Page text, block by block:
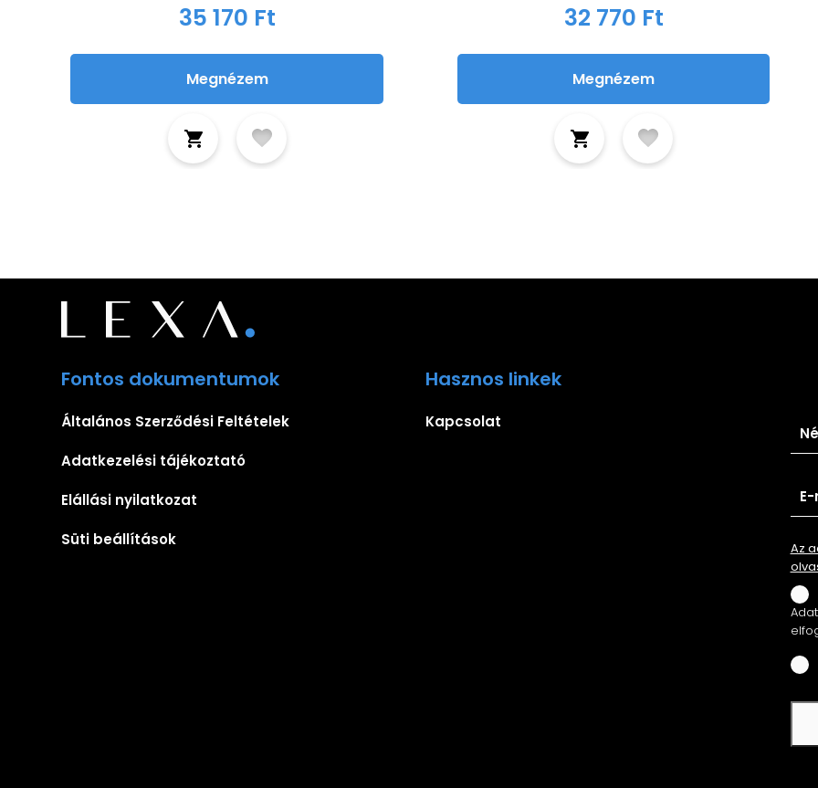
35 170 Ft
Megnézem
32 770 Ft
Megnézem
Fontos dokumentumok
Általános Szerződési Feltételek
Adatkezelési tájékoztató
Elállási nyilatkozat
Süti beállítások
Hasznos linkek
Kapcsolat
Az